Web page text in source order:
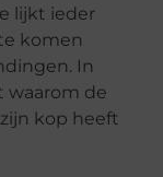
lijkt ieder
komen
In
waarom de
kop heeft